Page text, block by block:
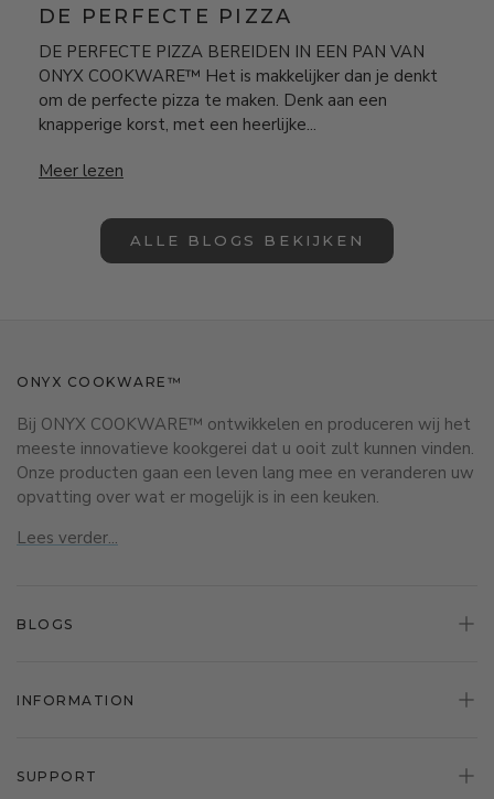
DE PERFECTE PIZZA
DE PERFECTE PIZZA BEREIDEN IN EEN PAN VAN
ONYX COOKWARE™ Het is makkelijker dan je denkt
om de perfecte pizza te maken. Denk aan een
knapperige korst, met een heerlijke...
DE PERFECTE PIZZA
Meer lezen
ALLE BLOGS BEKIJKEN
ONYX COOKWARE™
Bij ONYX COOKWARE™ ontwikkelen en produceren wij het
meeste innovatieve kookgerei dat u ooit zult kunnen vinden.
Onze producten gaan een leven lang mee en veranderen uw
opvatting over wat er mogelijk is in een keuken.
Lees verder...
BLOGS
INFORMATION
SUPPORT